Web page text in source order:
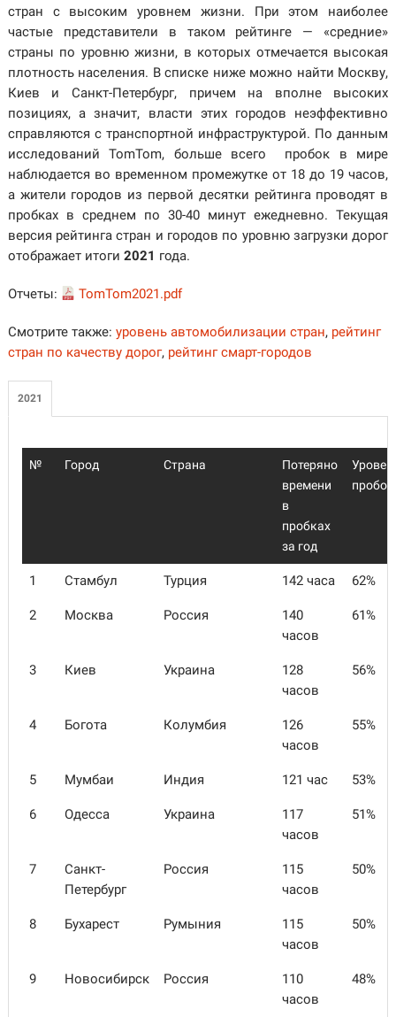
стран с высоким уровнем жизни. При этом наиболее
частые представители в таком рейтинге — «средние»
страны по уровню жизни, в которых отмечается высокая
плотность населения. В списке ниже можно найти Москву,
Киев и Санкт-Петербург, причем на вполне высоких
позициях, а значит, власти этих городов неэффективно
справляются с транспортной инфраструктурой. По данным
исследований TomTom, больше всего пробок в мире
наблюдается во временном промежутке от 18 до 19 часов,
а жители городов из первой десятки рейтинга проводят в
пробках в среднем по 30-40 минут ежедневно. Текущая
версия рейтинга стран и городов по уровню загрузки дорог
отображает итоги 2021 года.
Отчеты: TomTom2021.pdf
Смотрите также: уровень автомобилизации стран, рейтинг
стран по качеству дорог, рейтинг смарт-городов
2021
№ Город Страна
Потеряно
времени
в
пробках
за год
пробок
1 Стамбул Турция 142 часа 62%
2 Москва Россия
140
часов
61%
3 Киев Украина
128
часов
56%
4 Богота Колумбия
126
часов
55%
5 Мумбаи Индия 121 час 53%
6 Одесса Украина
117
часов
51%
7
Санкт-
Петербург
Россия
115
часов
50%
8 Бухарест Румыния
115
часов
50%
9 Новосибирск Россия
110
часов
48%